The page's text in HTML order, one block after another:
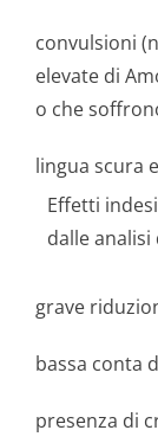
convulsioni
elevate di
o che
lingua scura
Effetti
dalle analisi
grave
bassa conta
presenza di